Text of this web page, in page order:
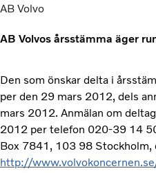
AB Volvo
AB Volvos årsstämma äger
Den som önskar delta i
per den 29 mars 2012, dels
mars 2012. Anmälan om
2012 per telefon 020-39 14
Box 7841, 103 98 Stockholm,
http://